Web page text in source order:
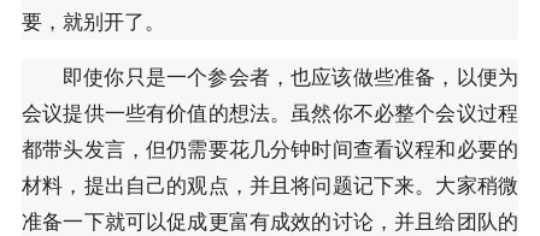
要，就别开了。
即使你只是一个参会者，也应该做些准备，以便为
会议提供一些有价值的想法。虽然你不必整个会议过程
都带头发言，但仍需要花几分钟时间查看议程和必要的
材料，提出自己的观点，并且将问题记下来。大家稍微
准备一下就可以促成更富有成效的讨论，并且给团队的